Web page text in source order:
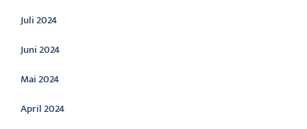
Juli 2024
Juni 2024
Mai 2024
April 2024